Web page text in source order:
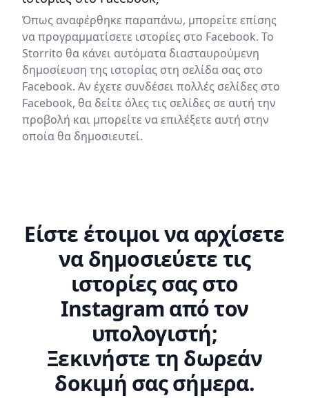
Όπως αναφέρθηκε παραπάνω, μπορείτε επίσης
να προγραμματίσετε ιστορίες στο Facebook. Το
Storrito θα κάνει αυτόματα διασταυρούμενη
δημοσίευση της ιστορίας στη σελίδα σας στο
Facebook. Αν έχετε συνδέσει πολλές σελίδες στο
Facebook, θα δείτε όλες τις σελίδες σε αυτή την
προβολή και μπορείτε να επιλέξετε αυτή στην
οποία θα δημοσιευτεί.
Είστε έτοιμοι να αρχίσετε
να δημοσιεύετε τις
ιστορίες σας στο
Instagram από τον
υπολογιστή;
Ξεκινήστε τη δωρεάν
δοκιμή σας σήμερα.